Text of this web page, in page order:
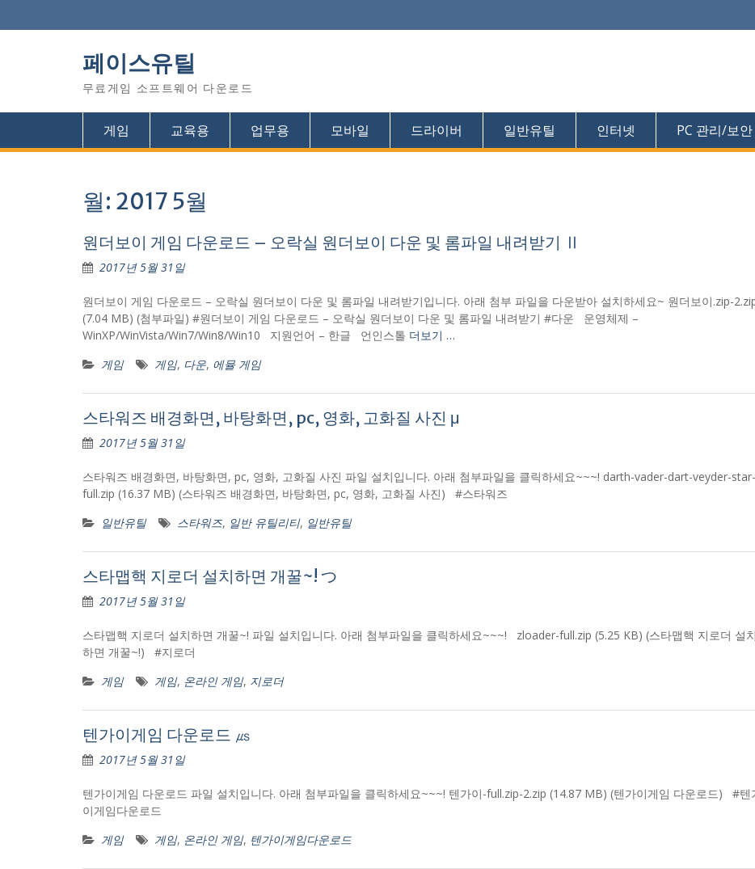
페이스유틸
무료게임 소프트웨어 다운로드
게임 교육용 업무용 모바일 드라이버 일반유틸 인터넷 PC 관리/보안
월: 2017 5월
원더보이 게임 다운로드 – 오락실 원더보이 다운 및 롬파일 내려받기 Ⅱ
2017년 5월 31일
원더보이 게임 다운로드 – 오락실 원더보이 다운 및 롬파일 내려받기입니다. 아래 첨부 파일을 다운받아 설치하세요~ 원더보이.zip-
(7.04 MB) (첨부파일) #원더보이 게임 다운로드 – 오락실 원더보이 다운 및 롬파일 내려받기 #다운 운영체제 –
WinXP/WinVista/Win7/Win8/Win10 지원언어 – 한글 언인스톨 더보기 …
게임
게임, 다운, 에뮬 게임
스타워즈 배경화면, 바탕화면, pc, 영화, 고화질 사진 μ
2017년 5월 31일
스타워즈 배경화면, 바탕화면, pc, 영화, 고화질 사진 파일 설치입니다. 아래 첨부파일을 클릭하세요~~~! darth-vader-dart-veyder-star-
full.zip (16.37 MB) (스타워즈 배경화면, 바탕화면, pc, 영화, 고화질 사진) #스타워즈
일반유틸
스타워즈, 일반 유틸리티, 일반유틸
스타맵핵 지로더 설치하면 개꿀~! つ
2017년 5월 31일
스타맵핵 지로더 설치하면 개꿀~! 파일 설치입니다. 아래 첨부파일을 클릭하세요~~~! zloader-full.zip (5.25 KB) (스타맵핵 지로더 설치
하면 개꿀~!) #지로더
게임
게임, 온라인 게임, 지로더
텐가이게임 다운로드 ㎲
2017년 5월 31일
텐가이게임 다운로드 파일 설치입니다. 아래 첨부파일을 클릭하세요~~~! 텐가이-full.zip-2.zip (14.87 MB) (텐가이게임 다운로드) #텐
이게임다운로드
게임
게임, 온라인 게임, 텐가이게임다운로드